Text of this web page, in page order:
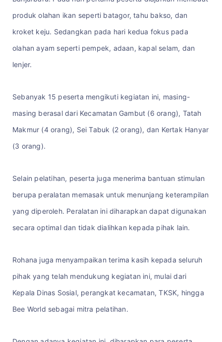
produk olahan ikan seperti batagor, tahu bakso, dan
kroket keju. Sedangkan pada hari kedua fokus pada
olahan ayam seperti pempek, adaan, kapal selam, dan
lenjer.
Sebanyak 15 peserta mengikuti kegiatan ini, masing-
masing berasal dari Kecamatan Gambut (6 orang), Tatah
Makmur (4 orang), Sei Tabuk (2 orang), dan Kertak Hanyar
(3 orang).
Selain pelatihan, peserta juga menerima bantuan stimulan
berupa peralatan memasak untuk menunjang keterampilan
yang diperoleh. Peralatan ini diharapkan dapat digunakan
secara optimal dan tidak dialihkan kepada pihak lain.
Rohana juga menyampaikan terima kasih kepada seluruh
pihak yang telah mendukung kegiatan ini, mulai dari
Kepala Dinas Sosial, perangkat kecamatan, TKSK, hingga
Bee World sebagai mitra pelatihan.